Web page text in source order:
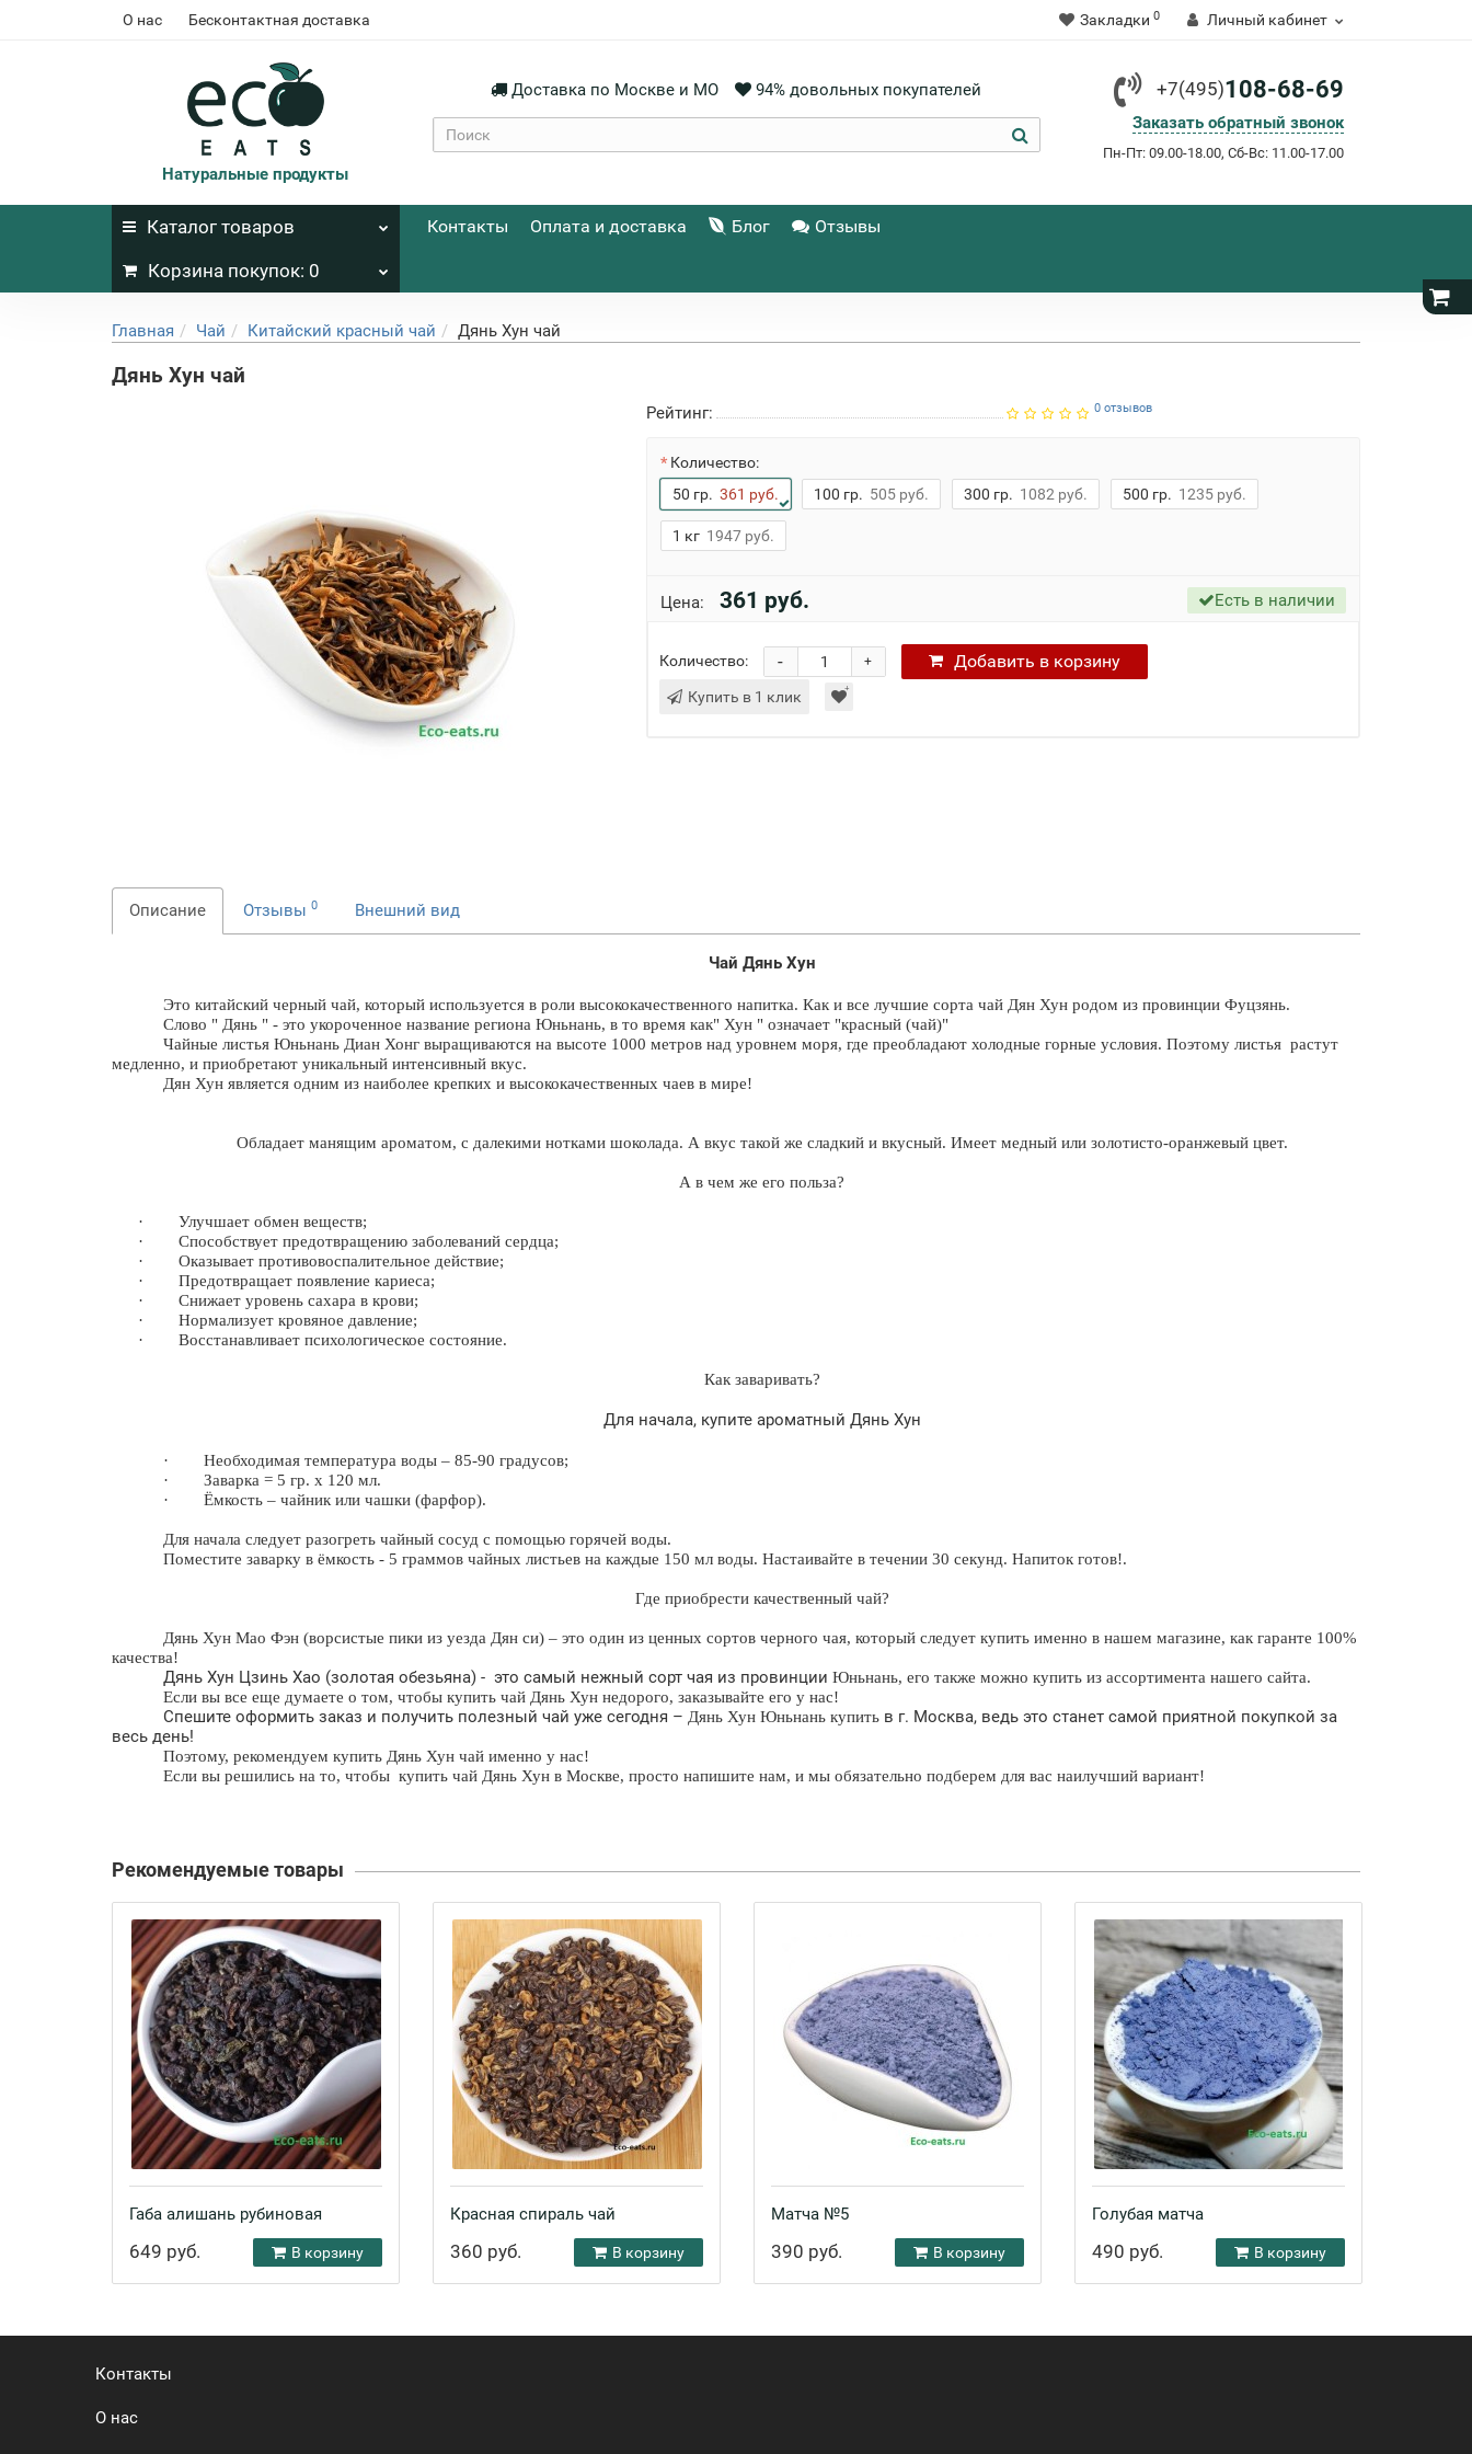
О нас Бесконтактная доставка Закладки 0 Личный кабинет
Натуральные продукты
Доставка по Москве и МО 94% довольных покупателей +7(495)108-68-69
Заказать обратный звонок
Пн-Пт: 09.00-18.00, Сб-Вс: 11.00-17.00
Каталог товаров Контакты Оплата и доставка Блог Отзывы
Корзина покупок: 0
Главная Чай Китайский красный чай Дянь Хун чай
Дянь Хун чай
Рейтинг: 0 отзывов
Количество:
50 гр. 361 руб. 100 гр. 505 руб. 300 гр. 1082 руб. 500 гр. 1235 руб.
1 кг 1947 руб.
Цена: 361 руб. Есть в наличии
Количество: +
- Добавить вкорзину
Купить в 1 клик
Описание Отзывы 0 Внешний вид
Чай Дянь Хун
Это китайский черный чай, который используется в роли высококачественного напитка. Как и все лучшие сорта чай Дян Хун родом из провинции Фуцзянь.
Слово " Дянь " - это укороченное название региона Юньнань, в то время как" Хун " означает "красный (чай)"
Чайные листья Юньнань Диан Хонг выращиваются на высоте 1000 метров над уровнем моря, где преобладают холодные горные условия. Поэтому листья растут
медленно, и приобретают уникальный интенсивный вкус.
Дян Хун является одним из наиболее крепких и высококачественных чаев в мире!
Обладаетманящим ароматом, с далекими нотками шоколада. А вкус такой же сладкий и вкусный. Имеет медный или золотисто-оранжевый цвет.
А в чем же его польза?
·
Улучшает обмен веществ;
·
Способствует предотвращению заболеваний сердца;
·
Оказывает противовоспалительное действие;
·
Предотвращает появление кариеса;
·
Снижает уровень сахара в крови;
·
Нормализует кровяное давление;
·
Восстанавливает психологическое состояние.
Как заваривать?
Для начала, купите ароматный Дянь Хун
·
Необходимая температура воды – 85-90 градусов;
·
Заварка = 5 гр. х 120 мл.
·
Ёмкость – чайник или чашки (фарфор).
Для начала следует разогреть чайный сосуд с помощью горячей воды.
Поместите заварку в ёмкость - 5 граммов чайных листьев на каждые 150 мл воды. Настаивайте в течении 30 секунд. Напиток готов!.
Где приобрести качественный чай?
Дянь Хун Мао Фэн (ворсистые пики из уезда Дян си) – это один из ценных сортов черного чая, который следует купить именно в нашем магазине, как гаранте 100%
качества!
Дянь Хун Цзинь Хао (золотая обезьяна) - это самый нежный сорт чая из провинцииЮньнань, его также можно купить из ассортимента нашего сайта.
Если вы все еще думаете о том, чтобыкупить чай Дянь Хун недорого,заказывайте его у нас!
Спешите оформить заказ и получить полезный чай уже сегодня –Дянь Хун Юньнань купить в г. Москва, ведь это станет самой приятной покупкой за
весь день!
Поэтому, рекомендуем купить Дянь Хун чай именно у нас!
Если вы решились на то, чтобы купить чай Дянь Хун в Москве, просто напишите нам, и мы обязательно подберем для вас наилучший вариант!
Рекомендуемые товары
Габа алишань рубиновая
649 руб. В корзину
Красная спираль чай
360 руб. В корзину
Матча №5
390 руб. В корзину
Голубая матча
490 руб. В корзину
Контакты
О нас